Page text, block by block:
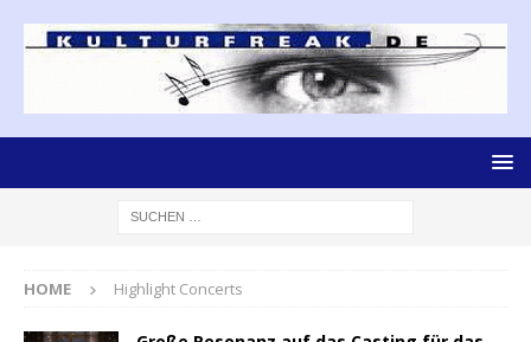
HOME Highlight Concerts